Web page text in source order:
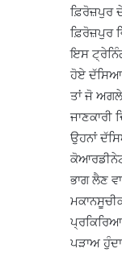
ਫ਼ਿਰੋਜ਼ਪੁਰ
ਫ਼ਿਰੋਜ਼ਪੁਰ
ਇਸ
ਹੋਏ ਦੱਸਿਆ
ਤਾਂ ਜੋ
ਜਾਣਕਾਰੀ
ਉਹਨਾਂ
ਭਾਗ ਲੈਣ
ਪੜਾਅ